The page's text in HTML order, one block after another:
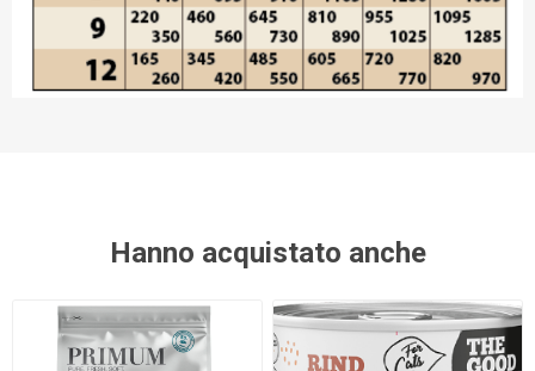
Hanno acquistato anche